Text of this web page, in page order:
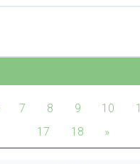
7 8 9 10
17
18 »